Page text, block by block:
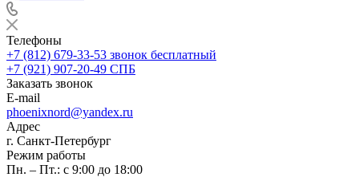
Телефоны
+7 (812) 679-33-53 звонок бесплатный
+7 (921) 907-20-49 СПБ
Заказать звонок
E-mail
phoenixnord@yandex.ru
Адрес
г. Санкт-Петербург
Режим работы
Пн. – Пт.: с 9:00 до 18:00